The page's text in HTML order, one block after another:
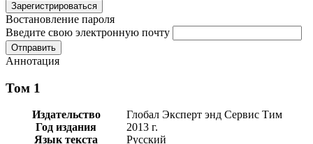
Востановление пароля
Введите свою электронную почту
Аннотация
Том 1
Издательство
Глобал Эксперт энд Сервис Тим
Год издания
2013 г.
Язык текста
Русский